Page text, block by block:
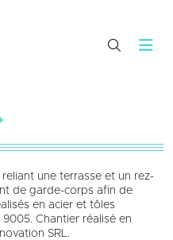
une terrasse et un rez-
de garde-corps afin de
en acier et tôles
Chantier réalisé en
SRL.